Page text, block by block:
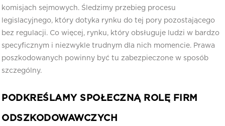
komisjach sejmowych. Śledzimy przebieg procesu
legislacyjnego, który dotyka rynku do tej pory pozostającego
bez regulacji. Co więcej, rynku, który obsługuje ludzi w bardzo
specyficznym i niezwykle trudnym dla nich momencie. Prawa
poszkodowanych powinny być tu zabezpieczone w sposób
szczególny.
PODKREŚLAMY SPOŁECZNĄ ROLĘ FIRM
ODSZKODOWAWCZYCH